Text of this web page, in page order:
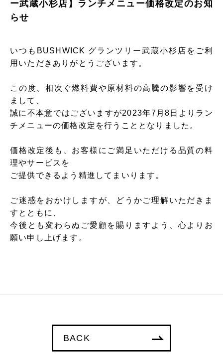
ー武蔵小杉店】ランチメニュー価格改定のお知
らせ
いつもBUSHWICK グランツリー武蔵小杉店をご利
用いただきありがとうございます。
この度、相次ぐ燃料費や原材料の高騰の影響を受け
まして、
誠に不本意ではございますが2023年7月8日よりラン
チメニューの価格改定を行うこととなりました。
価格改定後も、お客様にご満足いただける品質の料
理やサービスを
ご提供できるよう精進してまいります。
ご迷惑をおかけしますが、どうかご理解いただきま
すとともに、
今後とも変わらぬご愛顧を賜りますよう、心よりお
願い申し上げます。
BACK